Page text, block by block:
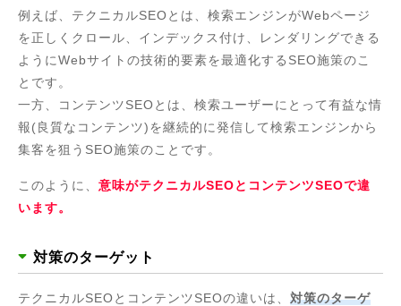
例えば、テクニカルSEOとは、検索エンジンがWebページ
を正しくクロール、インデックス付け、レンダリングできる
ようにWebサイトの技術的要素を最適化するSEO施策のこ
とです。
一方、コンテンツSEOとは、検索ユーザーにとって有益な情
報(良質なコンテンツ)を継続的に発信して検索エンジンから
集客を狙うSEO施策のことです。
このように、 意味がテクニカルSEOとコンテンツSEOで違
います。
対策のターゲット
テクニカルSEOとコンテンツSEOの違いは、 対策のターゲ